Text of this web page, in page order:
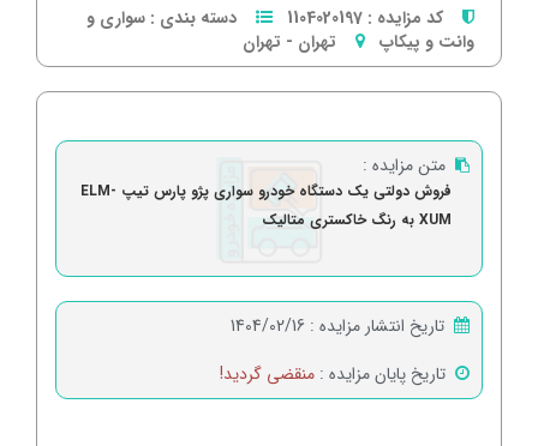
کد مزایده : 1104020197 دسته بندی : سواری و
وانت و پیکاپ
تهران - تهران
متن مزایده :
فروش دولتی یک دستگاه خودرو سواری پژو پارس تیپ ELM-
XUM به رنگ خاکستری متالیک
تاریخ انتشار مزایده : 1404/02/16
تاریخ پایان مزایده : منقضی گردید!